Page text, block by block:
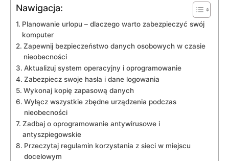
Nawigacja:
Planowanie urlopu – dlaczego warto​ zabezpieczyć swój
komputer
Zapewnij bezpieczeństwo danych osobowych w czasie
nieobecności
Aktualizuj system⁣ operacyjny i oprogramowanie
Zabezpiecz ⁤swoje hasła i ⁢dane logowania
Wykonaj‌ kopię zapasową danych
Wyłącz wszystkie zbędne urządzenia podczas
nieobecności
Zadbaj o oprogramowanie antywirusowe i
antyszpiegowskie
Przeczytaj‌ regulamin korzystania z sieci w miejscu
docelowym